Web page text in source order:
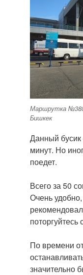
Маршрутка
Бишкек
Данный бусик
минут. Но
поедет.
Всего за 50
Очень
поторгуйтесь
По времени
значительно